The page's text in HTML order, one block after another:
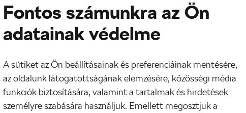
bringával járok, ideje volt már egy versenyre is elnézni. Érdekes szakág
egy Enduro World Series futam, ezért neveztünk a Trans Juliusra, ami
enduro, freeride – mi a különbség?
Fontos számunkra az Ön
adatainak védelme
A sütiket az Ön beállításainak és preferenciáinak mentésére,
az oldalunk látogatottságának elemzésére, közösségi média
funkciók biztosítására, valamint a tartalmak és hirdetések
személyre szabására használjuk. Emellett megosztjuk a